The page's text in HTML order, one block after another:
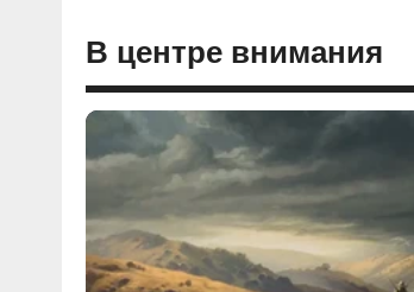
В центре внимания